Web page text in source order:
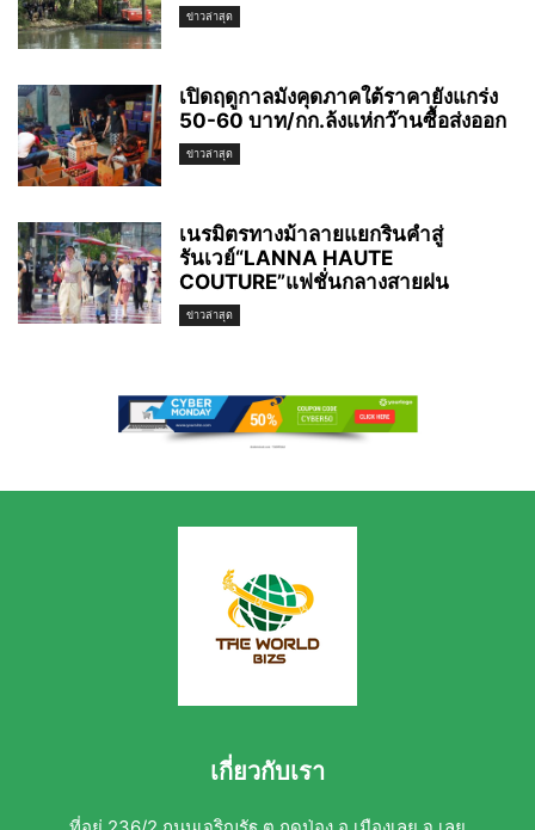
ข่าวล่าสุด
เปิดฤดูกาลมังคุดภาคใต้ราคายังแกร่ง
50-60 บาท/กก.ล้งแห่กว๊านซื้อส่งออก
ข่าวล่าสุด
เนรมิตรทางม้าลายแยกรินคำสู่
รันเวย์“LANNA HAUTE
COUTURE”แฟชั่นกลางสายฝน
ข่าวล่าสุด
เกี่ยวกับเรา